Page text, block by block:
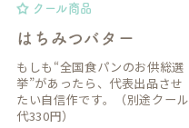
クール商品
はちみつバター
もしも“全国食パンのお供総選
挙”があったら、代表出品させ
たい自信作です。（別途クール
代330円）